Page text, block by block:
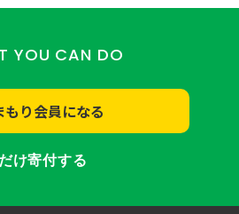
YOU CAN DO
もり会員になる
け寄付する